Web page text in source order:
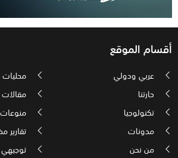
أقسام الموقع
عربي ودولي
محليات
حارتنا
مقالات
تكنولوجيا
منوعات
مدونات
تقارير
من نحن
توجيهي 2020